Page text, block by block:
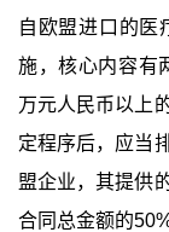
自欧盟进口的医
施，核心内容有
万元人民币以上
定程序后，应当
盟企业，其提供
合同总金额的